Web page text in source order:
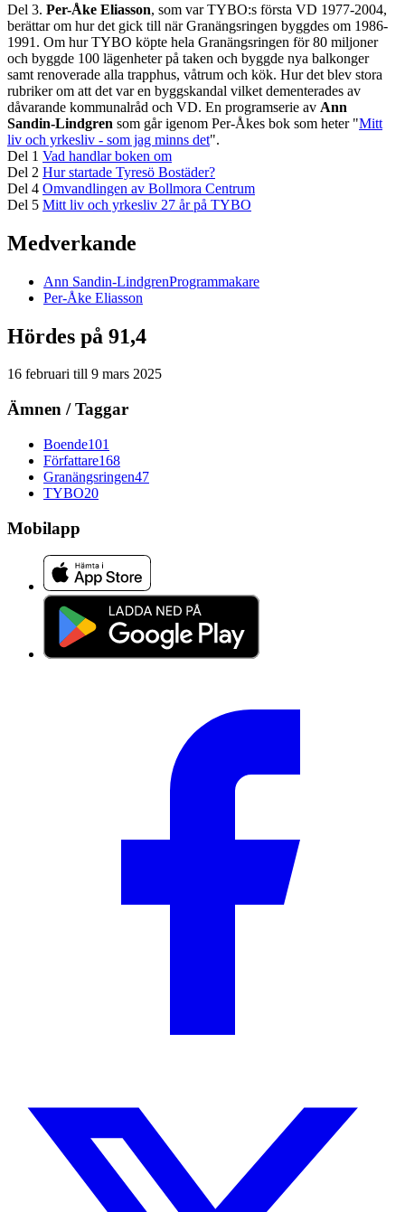
Del 3. Per-Åke Eliasson, som var TYBO:s första VD 1977-2004,
berättar om hur det gick till när Granängsringen byggdes om 1986-
1991. Om hur TYBO köpte hela Granängsringen för 80 miljoner
och byggde 100 lägenheter på taken och byggde nya balkonger
samt renoverade alla trapphus, våtrum och kök. Hur det blev stora
rubriker om att det var en byggskandal vilket dementerades av
dåvarande kommunalråd och VD. En programserie av Ann
Sandin-Lindgren som går igenom Per-Åkes bok som heter "Mitt
liv och yrkesliv - som jag minns det".
Del 1 Vad handlar boken om
Del 2 Hur startade Tyresö Bostäder?
Del 4 Omvandlingen av Bollmora Centrum
Del 5 Mitt liv och yrkesliv 27 år på TYBO
Medverkande
Ann Sandin-LindgrenProgrammakare
Per-Åke Eliasson
Hördes på 91,4
16 februari till 9 mars 2025
Ämnen / Taggar
Boende101
Författare168
Granängsringen47
TYBO20
Mobilapp